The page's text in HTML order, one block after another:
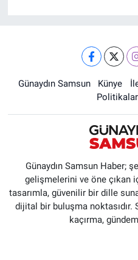
Günaydın Samsun Künye
Politikalar
Günaydın Samsun Haber;
gelişmelerini ve öne çıkan
tasarımla, güvenilir bir dille
dijital bir buluşma noktasıdır.
kaçırma,